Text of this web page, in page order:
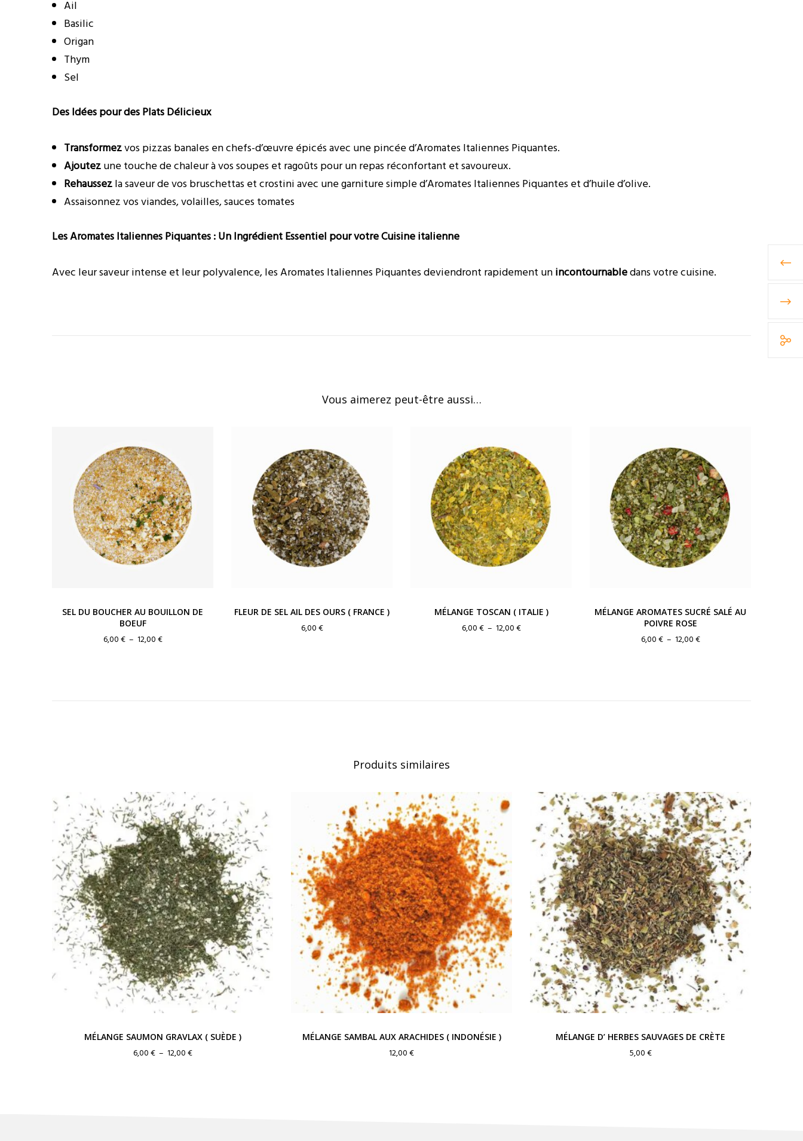
Ail
Basilic
Origan
Thym
Sel
Des Idées pour des Plats Délicieux
Transformezvos pizzas banales en chefs-d’œuvre épicés avec une pincée d’Aromates Italiennes Piquantes.
Ajoutezune touche de chaleur à vos soupes et ragoûts pour un repas réconfortant et savoureux.
Rehaussezla saveur de vos bruschettas et crostini avec une garniture simple d’Aromates Italiennes Piquantes et d’huile d’olive.
Assaisonnez vos viandes, volailles, sauces tomates
Les Aromates Italiennes Piquantes : Un Ingrédient Essentiel pour votre Cuisine italienne
Avec leur saveur intense et leur polyvalence, les Aromates Italiennes Piquantes deviendront rapidement unincontournabledans votre cuisine.
Vous aimerez peut-être aussi…
SEL DU BOUCHER AU BOUILLON DE
BOEUF
6,00€ – 12,00€Plage
FLEUR DE SEL AIL DES OURS ( FRANCE )
6,00€
MÉLANGE TOSCAN ( ITALIE )
6,00€ – 12,00€Plage
MÉLANGE AROMATES SUCRÉ SALÉ AU
POIVRE ROSE
6,00€ – 12,00€Plage
Produits similaires
MÉLANGE SAUMON GRAVLAX ( SUÈDE )
6,00€ – 12,00€Plage
MÉLANGE SAMBAL AUX ARACHIDES ( INDONÉSIE )
12,00€
MÉLANGE D’ HERBES SAUVAGES DE CRÈTE
5,00€